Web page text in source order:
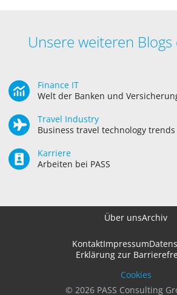
Unsere weiteren
Finance IT
Welt der Banken und
Travel Industry
Business travel technology trends
Karriere
Arbeiten bei PASS
Über unsArchiv
KontaktImpressum
Erklärung zur
Cookies
© 2026 PASS Consulting